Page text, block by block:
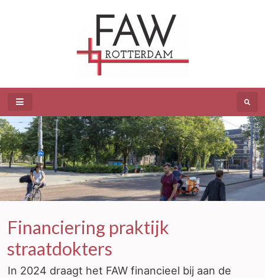
Financiering praktijk
straatdokters
In 2024 draagt het FAW financieel bij aan de